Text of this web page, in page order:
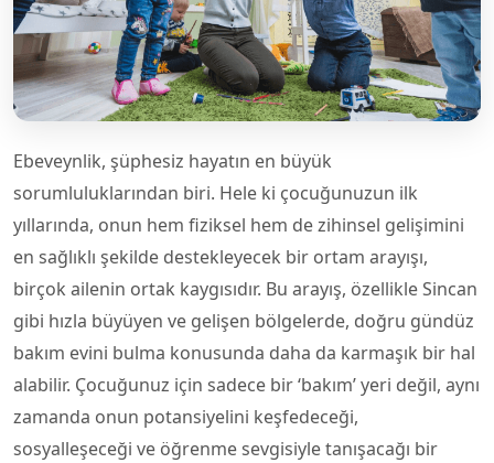
Ebeveynlik, şüphesiz hayatın en büyük
sorumluluklarından biri. Hele ki çocuğunuzun ilk
yıllarında, onun hem fiziksel hem de zihinsel gelişimini
en sağlıklı şekilde destekleyecek bir ortam arayışı,
birçok ailenin ortak kaygısıdır. Bu arayış, özellikle Sincan
gibi hızla büyüyen ve gelişen bölgelerde, doğru gündüz
bakım evini bulma konusunda daha da karmaşık bir hal
alabilir. Çocuğunuz için sadece bir ‘bakım’ yeri değil, aynı
zamanda onun potansiyelini keşfedeceği,
sosyalleşeceği ve öğrenme sevgisiyle tanışacağı bir